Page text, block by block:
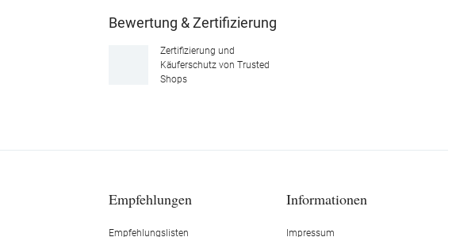
Bewertung & Zertifizierung
Zertifizierung und
Käuferschutz von Trusted
Shops
Empfehlungen
Empfehlungslisten
Informationen
Impressum